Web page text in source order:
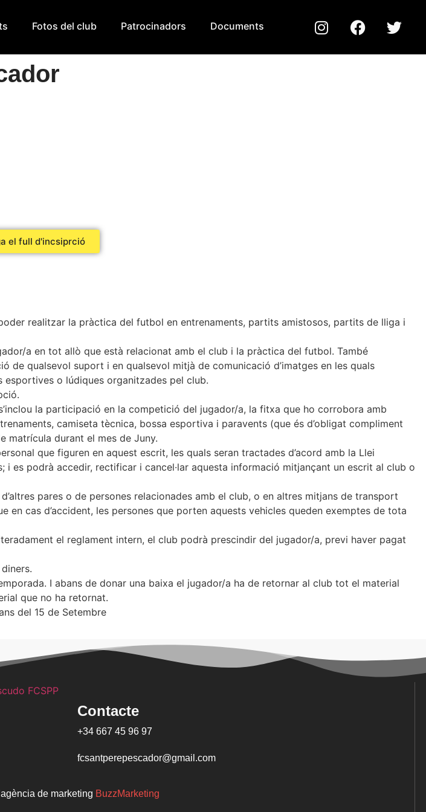
Fotos del club Patrocinadors Documents
el full d'incsiprció
realitzar la pràctica del futbol en entrenaments, partits amistosos, partits de lliga i
a en tot allò que està relacionat amb el club i la pràctica del futbol. També
de qualsevol suport i en qualsevol mitjà de comunicació d’imatges en les quals
o lúdiques organitzades pel club.
la participació en la competició del jugador/a, la fitxa que ho corrobora amb
camiseta tècnica, bossa esportiva i paravents (que és d’obligat compliment
matrícula durant el mes de Juny.
que figuren en aquest escrit, les quals seran tractades d’acord amb la Llei
es podrà accedir, rectificar i cancel·lar aquesta informació mitjançant un escrit al club o
pares o de persones relacionades amb el club, o en altres mitjans de transport
cas d’accident, les persones que porten aquests vehicles queden exemptes de tota
el reglament intern, el club podrà prescindir del jugador/a, previ haver pagat
I abans de donar una baixa el jugador/a ha de retornar al club tot el material
que no ha retornat.
del 15 de Setembre
Contacte
+34 667 45 96 97
fcsantperepescador@gmail.com
de marketing BuzzMarketing